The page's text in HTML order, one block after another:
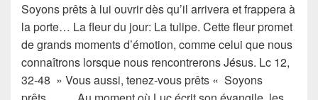
Soyons prêts à lui ouvrir dès qu’il arrivera et frappera à
la porte… La fleur du jour: La tulipe. Cette fleur promet
de grands moments d’émotion, comme celui que nous
connaîtrons lorsque nous rencontrerons Jésus. Lc 12,
32-48 » Vous aussi, tenez-vous prêts « Soyons